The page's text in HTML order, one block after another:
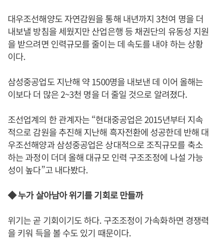
대우조선해양도 자연감원을 통해 내년까지 3천여 명을 더
내보낼 방침을 세웠지만 산업은행 등 채권단의 유동성 지원
을 받으려면 인력규모를 줄이는 데 속도를 내야 하는 상황
이다.
삼성중공업도 지난해 약 1500명을 내보낸 데 이어 올해는
이보다 더 많은 2~3천 명을 더 줄일 것으로 알려졌다.
조선업계의 한 관계자는 “현대중공업은 2015년부터 지속
적으로 감원을 추진해 지난해 흑자전환에 성공한데 반해 대
우조선해양과 삼성중공업은 상대적으로 조직규모를 축소
하는 과정이 더뎌 올해 대규모 인력 구조조정에 나설 가능
성이 높다”고 내다봤다.
◆ 누가 살아남아 위기를 기회로 만들까
위기는 곧 기회이기도 하다. 구조조정이 가속화하면 경쟁력
을 키워 득을 볼 수도 있기 때문이다.